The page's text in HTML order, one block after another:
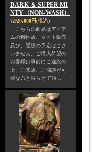
DARK ＆ SUPER MI
NTY（NON-WASH）
7,920,000円(税込)
・こちらの商品はアイテ
ムの特性故、ネット販売
及び、通販の予定はござ
いません。ご購入希望の
お客様は事前にご連絡の
上、ご来店、ご商談が可
能な方と限らせて頂…